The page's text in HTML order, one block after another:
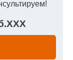
XXX